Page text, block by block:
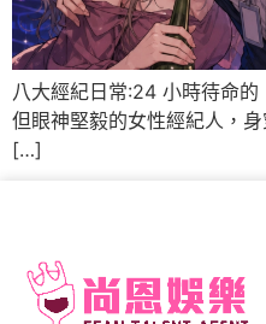
八大經紀日常:24 小時待命
但眼神堅毅的女性經紀人，
[…]